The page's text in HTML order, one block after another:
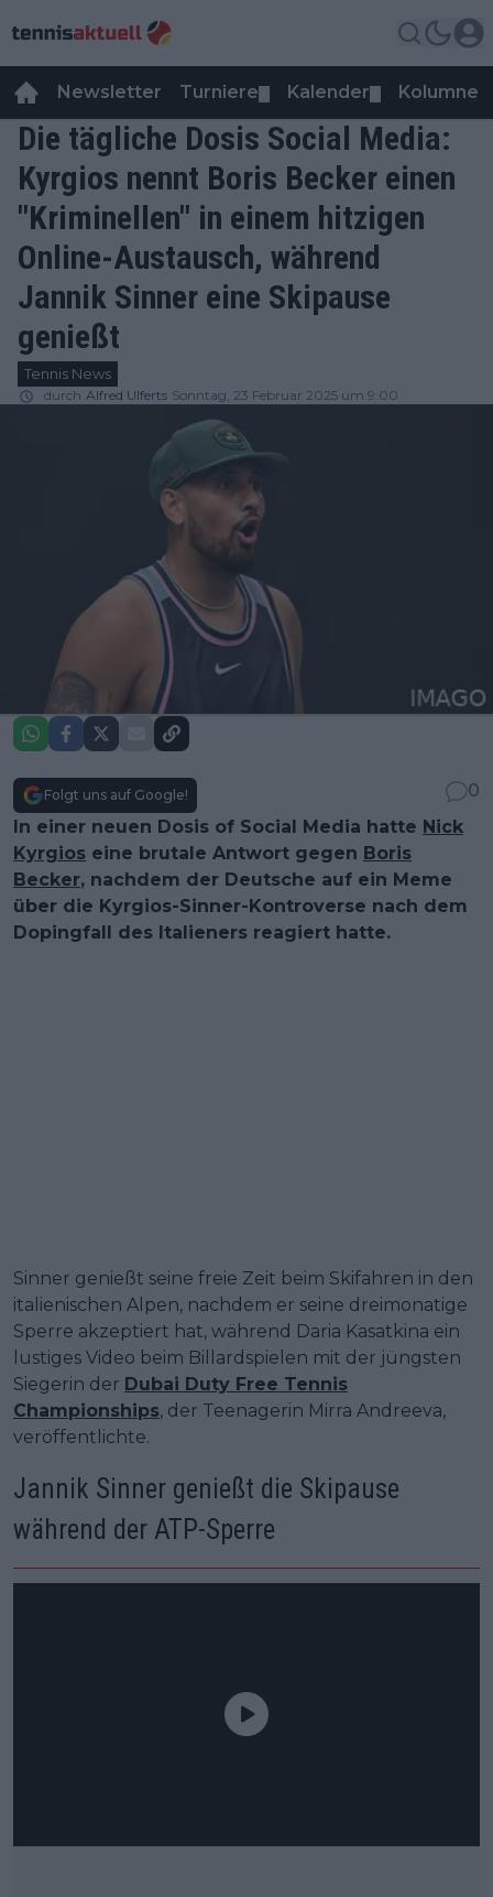
Newsletter Turniere Kalender Kolumnen
Die tägliche Dosis Social Media:
Kyrgios nennt Boris Becker einen
"Kriminellen" in einem hitzigen
Online-Austausch, während
Jannik Sinner eine Skipause
genießt
Tennis News
durch Alfred Ulferts Sonntag, 23 Februar 2025 um 9:00
Folgt uns auf Google!
0
In einer neuen Dosis of Social Media hatte Nick
Kyrgios eine brutale Antwort gegen Boris
Becker, nachdem der Deutsche auf ein Meme
über die Kyrgios-Sinner-Kontroverse nach dem
Dopingfall des Italieners reagiert hatte.
Sinner genießt seine freie Zeit beim Skifahren in den
italienischen Alpen, nachdem er seine dreimonatige
Sperre akzeptiert hat, während Daria Kasatkina ein
lustiges Video beim Billardspielen mit der jüngsten
Siegerin der Dubai Duty Free Tennis
Championships, der Teenagerin Mirra Andreeva,
veröffentlichte.
Jannik Sinner genießt die Skipause
während der ATP-Sperre